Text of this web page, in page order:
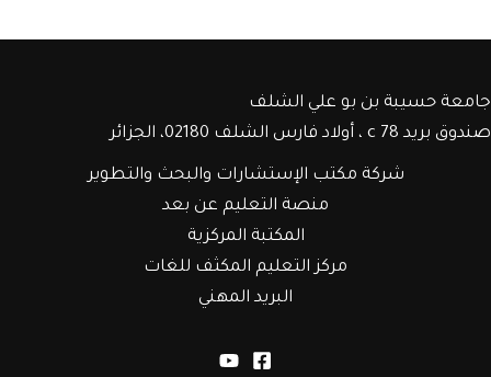
جامعة حسيبة بن بو علي الشلف
صندوق بريد c 78 ، أولاد فارس الشلف 02180، الجزائر
شركة مكتب الإستشارات والبحث والتطوير
منصة التعليم عن بعد
المكتبة المركزية
مركز التعليم المكثف للغات
البريد المهني